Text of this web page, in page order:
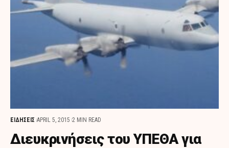
ΕΙΔΗΣΕΙΣ APRIL 5, 2015 2 MIN READ
Διευκρινήσεις του ΥΠΕΘΑ για